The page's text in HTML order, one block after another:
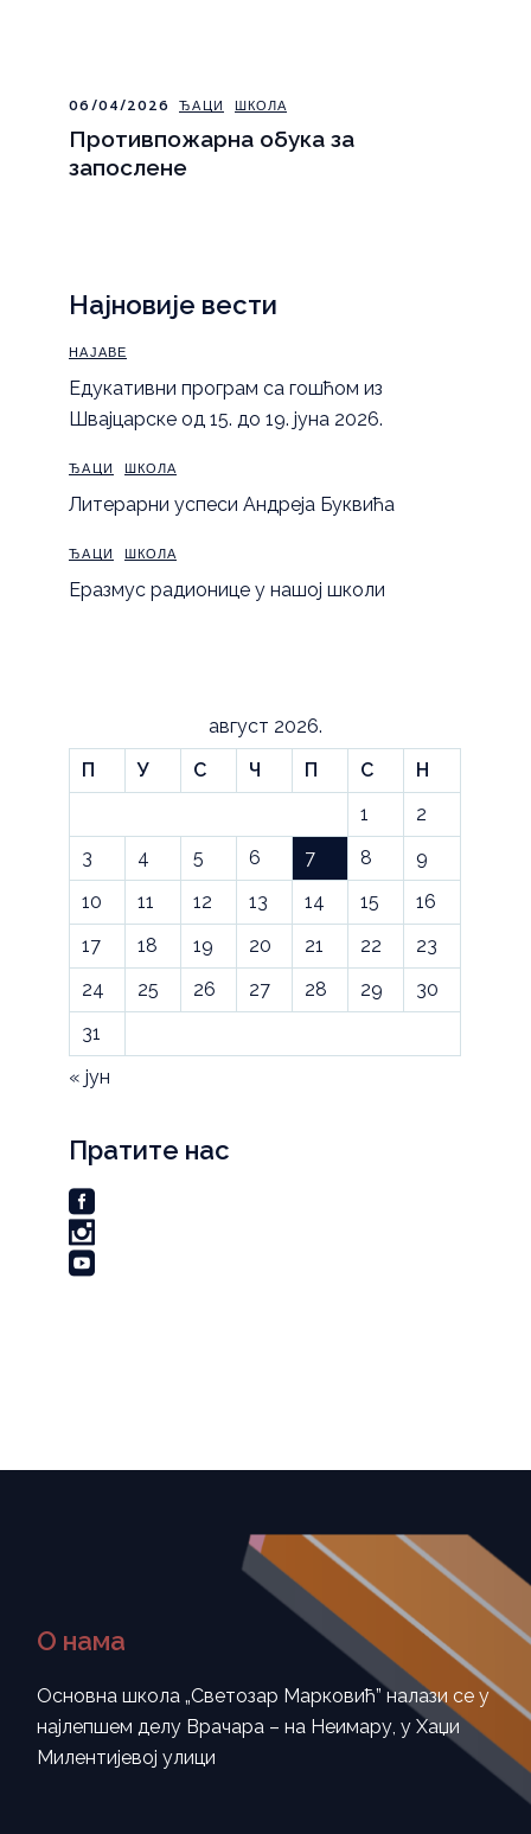
06/04/2026 ЂАЦИ ШКОЛА
Противпожарна обука за
запослене
Најновије вести
НАЈАВЕ
Eдукативни програм са гошћом из
Швајцарске од 15. до 19. јуна 2026.
ЂАЦИ ШКОЛА
Литерарни успеси Андреја Буквића
ЂАЦИ ШКОЛА
Еразмус радионице у нашој школи
август 2026.
П
У С Ч П С
Н
1
2
3
4 5 6 7 8
9
10
11 12 13 14 15
16
17
18 19 20 21 22
23
24
25 26 27 28 29
30
31
« јун
Пратите нас
О нама
Основна школа „Светозар Марковић” налази се у
најлепшем делу Врачара – на Неимару, у Хаџи
Милентијевој улици